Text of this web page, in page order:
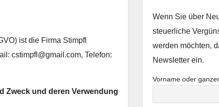
ist die Firma Stimpfl
cstimpfl@gmail.com, Telefon:
Zweck und deren Verwendung
Wenn Sie über
steuerliche
werden möchten,
Newsletter ein.
Vorname oder